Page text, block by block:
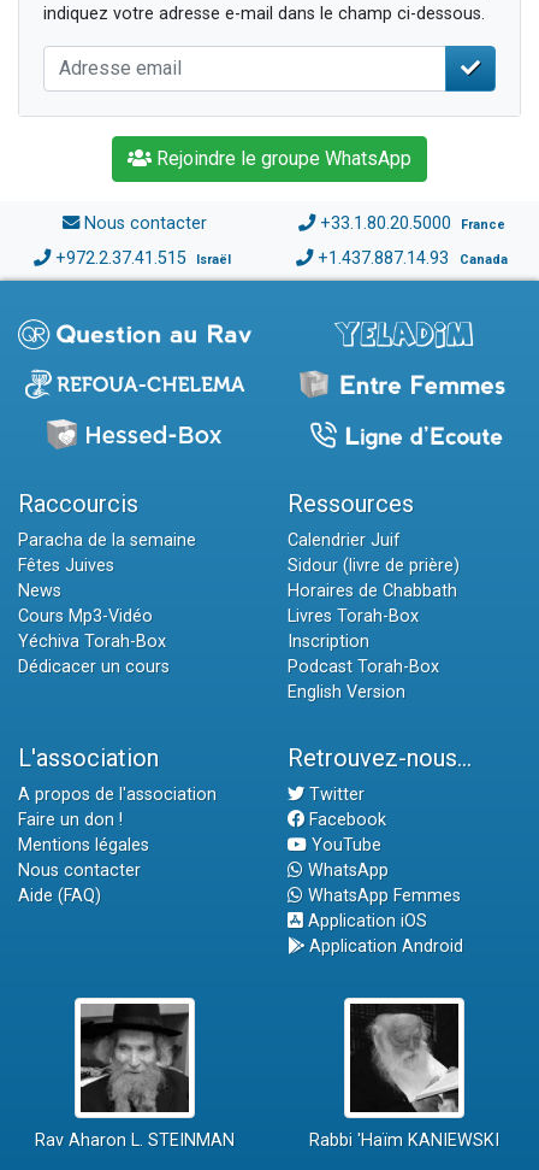
indiquez votre adresse e-mail dans le champ ci-dessous.
Rejoindre le groupe WhatsApp
Nous contacter +33.1.80.20.5000 France
+972.2.37.41.515 Israël +1.437.887.14.93 Canada
Raccourcis
Paracha de la semaine
Fêtes Juives
News
Cours Mp3-Vidéo
Yéchiva Torah-Box
Dédicacer un cours
Ressources
Calendrier Juif
Sidour (livre de prière)
Horaires de Chabbath
Livres Torah-Box
Inscription
Podcast Torah-Box
English Version
L'association
A propos de l'association
Faire un don !
Mentions légales
Nous contacter
Aide (FAQ)
Retrouvez-nous...
Twitter
Facebook
YouTube
WhatsApp
WhatsApp Femmes
Application iOS
Application Android
Rav Aharon L. STEINMAN Rabbi 'Haïm KANIEWSKI